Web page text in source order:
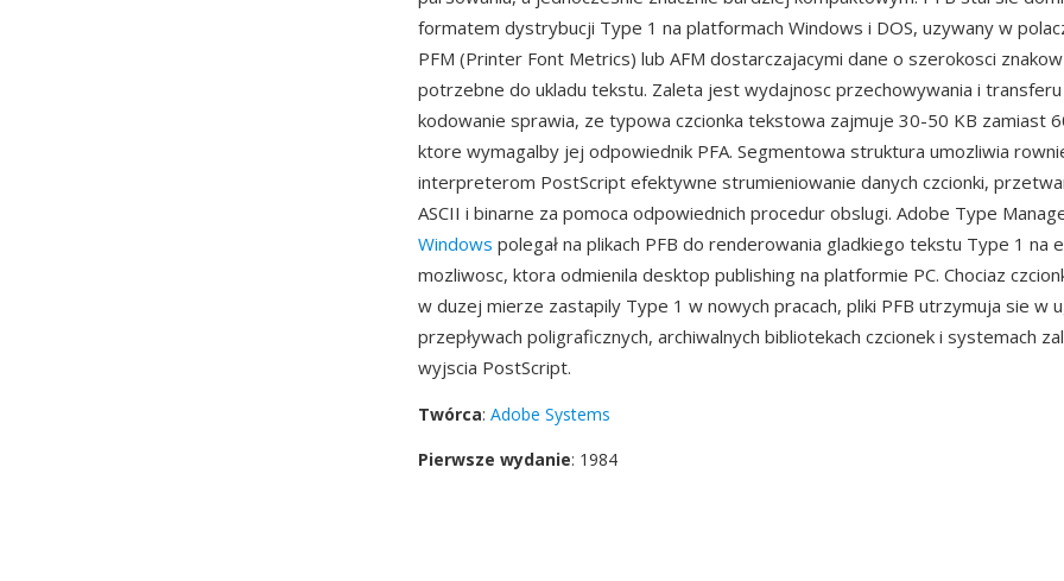
formatem dystrybucji Type 1 na platformach Windows i DOS, uzywany w
PFM (Printer Font Metrics) lub AFM dostarczajacymi dane o szerokosci
potrzebne do ukladu tekstu. Zaleta jest wydajnosc przechowywania i
kodowanie sprawia, ze typowa czcionka tekstowa zajmuje 30-50 KB zamiast
ktore wymagalby jej odpowiednik PFA. Segmentowa struktura umozliwia
interpreterom PostScript efektywne strumieniowanie danych czcionki,
ASCII i binarne za pomoca odpowiednich procedur obslugi. Adobe Type
Windows polegał na plikach PFB do renderowania gladkiego tekstu Type 1 na
mozliwosc, ktora odmienila desktop publishing na platformie PC. Chociaz
w duzej mierze zastapily Type 1 w nowych pracach, pliki PFB utrzymuja sie w
przepływach poligraficznych, archiwalnych bibliotekach czcionek i systemach
wyjscia PostScript.
Twórca: Adobe Systems
Pierwsze wydanie: 1984